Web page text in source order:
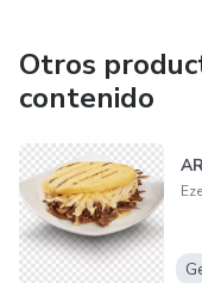
Otros
contenido